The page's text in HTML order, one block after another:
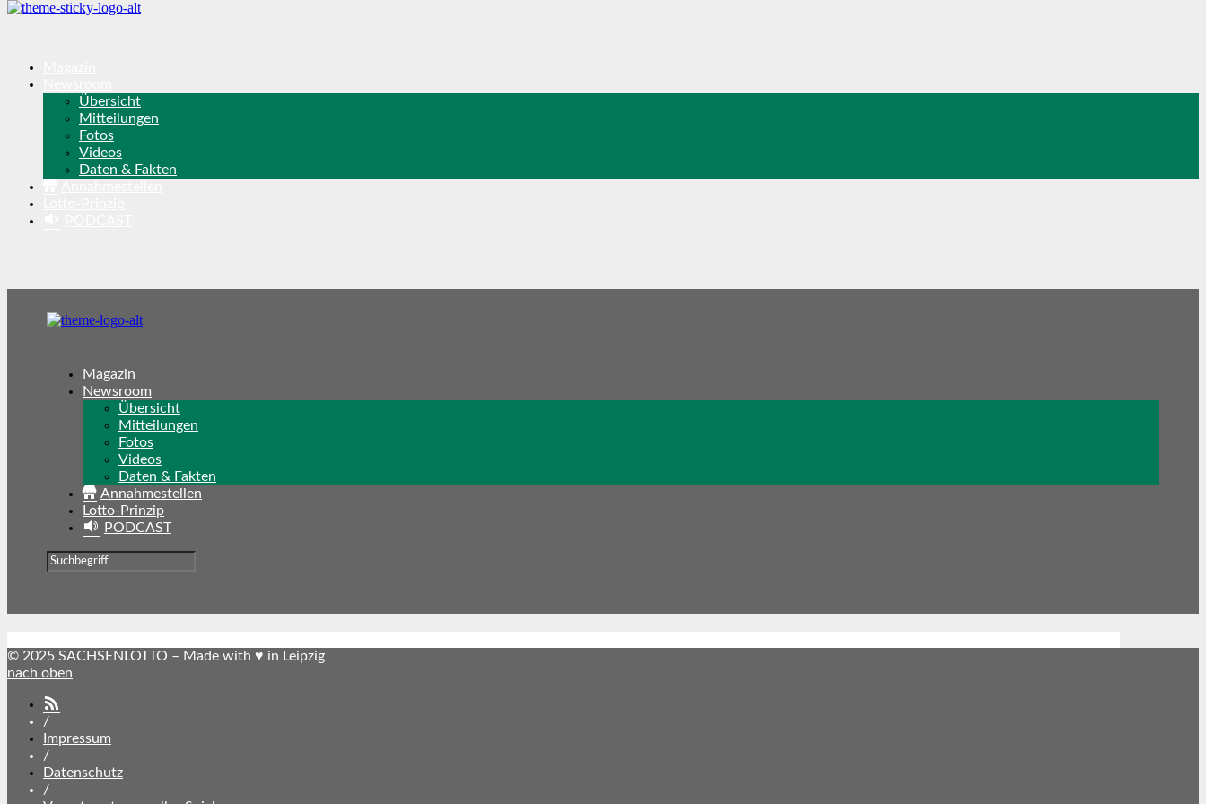
Übersicht
Mitteilungen
Fotos
Videos
Daten & Fakten
Magazin
Newsroom
Übersicht
Mitteilungen
Fotos
Videos
Daten & Fakten
Annahmestellen
Lotto-Prinzip
PODCAST
© 2025 SACHSENLOTTO – Made with ♥ in Leipzig
nach oben
/
Impressum
/
Datenschutz
/